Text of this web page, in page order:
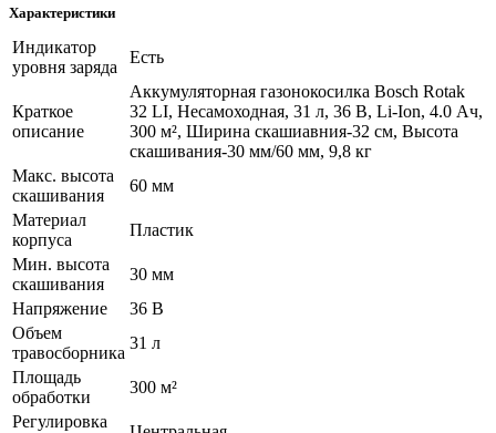
Характеристики
Индикатор
уровня заряда
Есть
Краткое
описание
Аккумуляторная газонокосилка Bosch Rotak
32 LI, Несамоходная, 31 л, 36 В, Li-Ion, 4.0 Ач,
300 м², Ширина скашиавния-32 см, Высота
скашивания-30 мм/60 мм, 9,8 кг
Макс. высота
скашивания
60 мм
Материал
корпуса
Пластик
Мин. высота
скашивания
30 мм
Напряжение
36 В
Объем
травосборника
31 л
Площадь
обработки
300 м²
Регулировка